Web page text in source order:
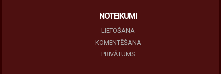
NOTEIKUMI
LIETOŠANA
KOMENTĒŠANA
PRIVĀTUMS